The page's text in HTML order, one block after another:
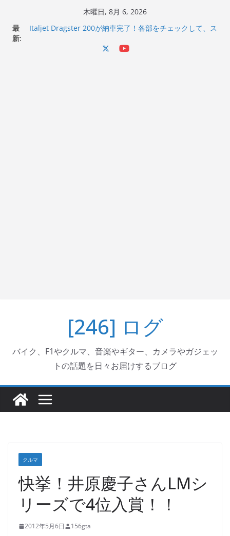
木曜日, 8月 6, 2026
最
新:
コーナリングが楽しくなった
マホホルダー付けて、ガラスコーティング行って来た
[246] ログ
バイク、F1やクルマ、音楽やギター、カメラやガジェッ
トの話題を日々お届けするブログ
クルマ
快挙！井原慶子さんLMシ
リーズで4位入賞！！
2012年5月6日 156gta